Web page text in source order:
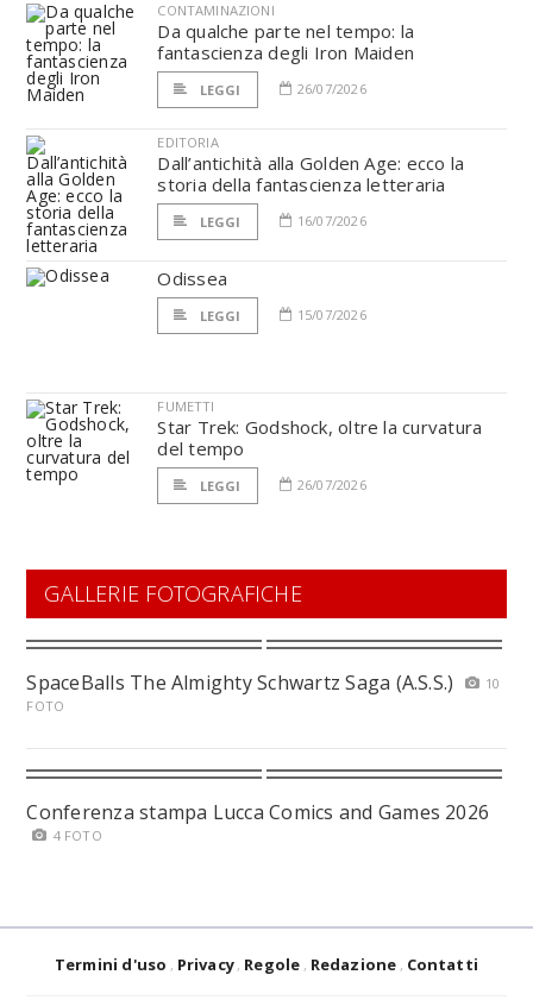
CONTAMINAZIONI
Da qualche parte nel tempo: la
fantascienza degli Iron Maiden
LEGGI 26/07/2026
EDITORIA
Dall’antichità alla Golden Age: ecco la
storia della fantascienza letteraria
LEGGI 16/07/2026
Odissea
LEGGI 15/07/2026
FUMETTI
Star Trek: Godshock, oltre la curvatura
del tempo
LEGGI 26/07/2026
GALLERIE FOTOGRAFICHE
SpaceBalls The Almighty Schwartz Saga (A.S.S.)
10
FOTO
Conferenza stampa Lucca Comics and Games 2026
4 FOTO
Termini d'uso Privacy Regole Redazione Contatti